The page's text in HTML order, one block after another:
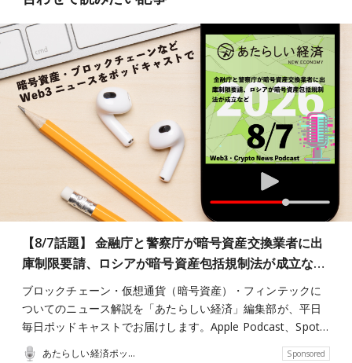
【8/7話題】 金融庁と警察庁が暗号資産交換業者に出
庫制限要請、ロシアが暗号資産包括規制法が成立な…
ブロックチェーン・仮想通貨（暗号資産）・フィンテックに
ついてのニュース解説を「あたらしい経済」編集部が、平日
毎日ポッドキャストでお届けします。Apple Podcast、Spot…
あたらしい経済ポッドキャスト Sponsored